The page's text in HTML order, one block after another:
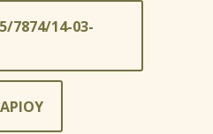
7874/14-03-